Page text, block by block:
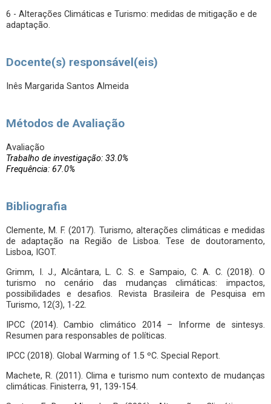
6 - Alterações Climáticas e Turismo: medidas de mitigação e de
adaptação.
Docente(s) responsável(eis)
Inês Margarida Santos Almeida
Métodos de Avaliação
Avaliação
Trabalho de investigação: 33.0%
Frequência: 67.0%
Bibliografia
Clemente, M. F. (2017). Turismo, alterações climáticas e medidas
de adaptação na Região de Lisboa. Tese de doutoramento,
Lisboa, IGOT.
Grimm, I. J., Alcântara, L. C. S. e Sampaio, C. A. C. (2018). O
turismo no cenário das mudanças climáticas: impactos,
possibilidades e desafios. Revista Brasileira de Pesquisa em
Turismo, 12(3), 1-22.
IPCC (2014). Cambio climático 2014 – Informe de sintesys.
Resumen para responsables de políticas.
IPCC (2018). Global Warming of 1.5 ºC. Special Report.
Machete, R. (2011). Clima e turismo num contexto de mudanças
climáticas. Finisterra, 91, 139-154.